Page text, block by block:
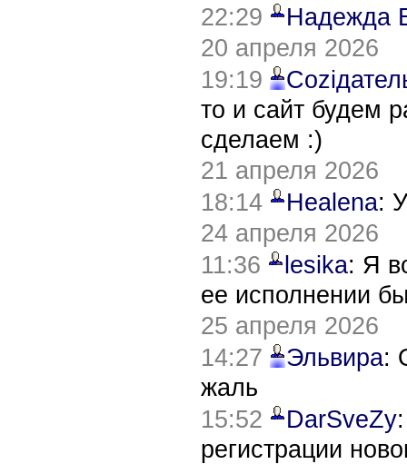
22:29
Надежда
20 апреля 2026
19:19
то и сайт будем
сделаем :)
21 апреля 2026
18:14
Healena:
24 апреля 2026
11:36
lesika: Я
ее исполнении
25 апреля 2026
14:27
Эльвира:
жаль
15:52
DarSveZy
регистрации